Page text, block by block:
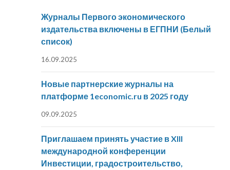
Журналы Первого экономического
издательства включены в ЕГПНИ (Белый
список)
16.09.2025
Новые партнерские журналы на
платформе 1economic.ru в 2025 году
09.09.2025
Приглашаем принять участие в XIII
международной конференции
Инвестиции, градостроительство,